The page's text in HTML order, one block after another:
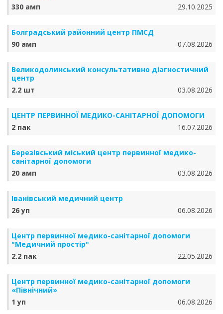
330 амп
29.10.2025
Болградський районний центр ПМСД
90 амп
07.08.2026
Великодолинський консультативно діагностичний
центр
2.2 шт
03.08.2026
ЦЕНТР ПЕРВИННОЇ МЕДИКО-САНІТАРНОЇ ДОПОМОГИ
2 пак
16.07.2026
Березівський міський центр первинної медико-
санітарної допомоги
20 амп
03.08.2026
Іванівський медичний центр
26 уп
06.08.2026
Центр первинної медико-санітарної допомоги
"Медичний простір"
2.2 пак
22.05.2026
Центр первинної медико-санітарної допомоги
«Північний»
1 уп
06.08.2026